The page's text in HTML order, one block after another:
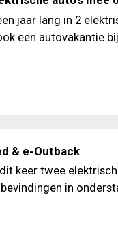
jaar lang in 2
een autovakantie
& e-Outback
keer twee
in